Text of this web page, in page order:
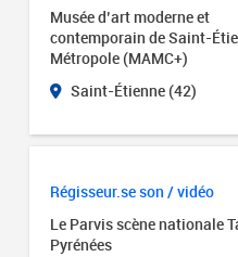
Musée d’art moderne et
contemporain de Saint-
Métropole (MAMC+)
Saint-Étienne (42)
Régisseur.se son / vidéo
Le Parvis scène nationale
Pyrénées